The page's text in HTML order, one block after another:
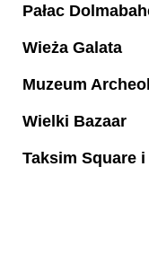
Pałac
Wieża Galata
Muzeum
Wielki Bazaar
Taksim Square